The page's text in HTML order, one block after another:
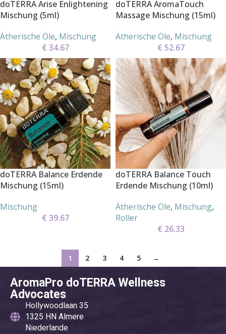
doTERRA Arise Enlightening
Mischung (5ml)
Ätherische Öle, Mischung
€ 34.67
doTERRA AromaTouch
Massage Mischung (15ml)
Ätherische Öle, Mischung
€ 52.67
doTERRA Balance Erdende
Mischung (15ml)
Mischung
€ 39.67
doTERRA Balance Touch
Erdende Mischung (10ml)
Ätherische Öle, Mischung,
Roller
€ 26.33
1 2 3 4 5 →
AromaPro doTERRA Wellness
Advocates
Hollywoodlaan 35
1325 HN Almere
Niederlande